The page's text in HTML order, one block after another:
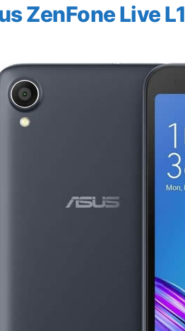
ZenFone Live L1